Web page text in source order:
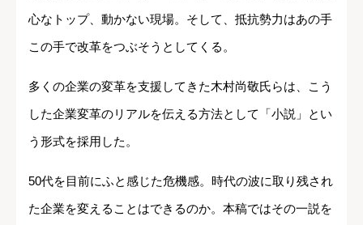
心なトップ、動かない現場。そして、抵抗勢力はあの手
この手で改革をつぶそうとしてくる。
多くの企業の変革を支援してきた木村尚敬氏らは、こう
した企業変革のリアルを伝える方法として「小説」とい
う形式を採用した。
50代を目前にふと感じた危機感。時代の波に取り残され
た企業を変えることはできるのか。本稿ではその一説を